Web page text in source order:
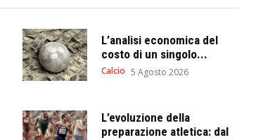
L’analisi economica del
costo di un singolo...
Calcio 5 Agosto 2026
L’evoluzione della
preparazione atletica: dal